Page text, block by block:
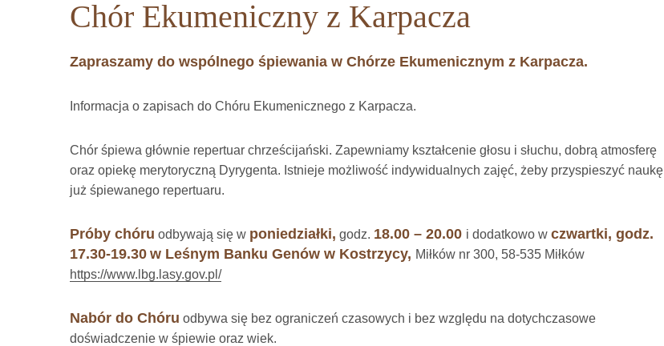
Chór Ekumeniczny z Karpacza
Zapraszamy do wspólnego śpiewania w Chórze Ekumenicznym z Karpacza.
Informacja o zapisach do Chóru Ekumenicznego z Karpacza.
Chór śpiewa głównie repertuar chrześcijański. Zapewniamy kształcenie głosu i słuchu, dobrą atmosferę
oraz opiekę merytoryczną Dyrygenta. Istnieje możliwość indywidualnych zajęć, żeby przyspieszyć naukę
już śpiewanego repertuaru.
Próby chóru odbywają się w poniedziałki, godz. 18.00 – 20.00 i dodatkowo w czwartki, godz.
17.30-19.30 w Leśnym Banku Genów w Kostrzycy, Miłków nr 300, 58-535 Miłków
https://www.lbg.lasy.gov.pl/
Nabór do Chóru odbywa się bez ograniczeń czasowych i bez względu na dotychczasowe
doświadczenie w śpiewie oraz wiek.